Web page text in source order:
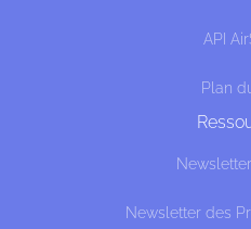
API
Plan
Newsletter des